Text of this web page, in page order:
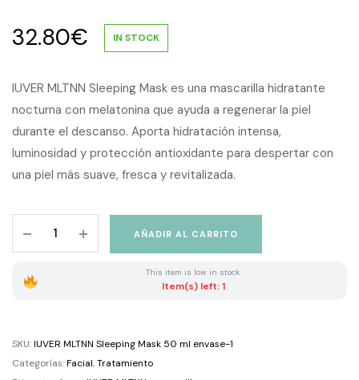
32.80€ IN STOCK
IUVER MLTNN Sleeping Mask es una mascarilla hidratante
nocturna con melatonina que ayuda a regenerar la piel
durante el descanso. Aporta hidratación intensa,
luminosidad y protección antioxidante para despertar con
una piel más suave, fresca y revitalizada.
MLTNN
Mascarilla
Hidratante
AÑADIR AL CARRITO
This item is low in stock.
Item(s) left: 1
SKU:IUVER MLTNN Sleeping Mask 50 ml envase-1
Categorías:Facial,Tratamiento